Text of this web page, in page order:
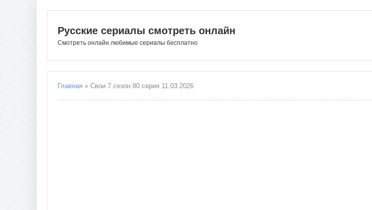
Русские сериалы смотреть онлайн
Смотреть онлайн любимые сериалы бесплатно
Главная » Свои 7 сезон 80 серия 11.03.2026